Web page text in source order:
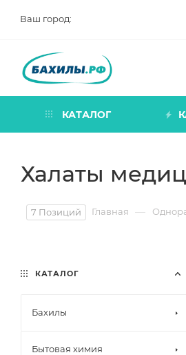
Ваш город:
КАТАЛОГ
Халаты
7 Позиций Главная —
КАТАЛОГ
Бахилы
Бытовая химия